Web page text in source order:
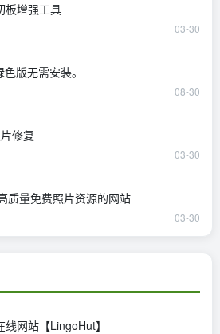
板增强工具
03-30
版无需安装。
08-30
修复
03-30
质量免费照片资源的网站
03-30
网站【LingoHut】